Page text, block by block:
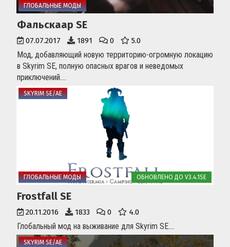
ГЛОБАЛЬНЫЕ МОДЫ
Фальскаар SE
07.07.2017 1891 0 5.0
Мод, добавляющий новую территорию-огромную локацию
в Skyrim SE, полную опасных врагов и неведомых
приключений....
SKYRIM SE/AE
ГЛОБАЛЬНЫЕ МОДЫ ОБНОВЛЕНО ДО V3.4.1SE
Frostfall SE
20.11.2016 1833 0 4.0
Глобальный мод на выживание для Skyrim SE....
SKYRIM SE/AE